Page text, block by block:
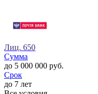
Лиц. 650
Сумма
до 5 000 000 руб.
Срок
до 7 лет